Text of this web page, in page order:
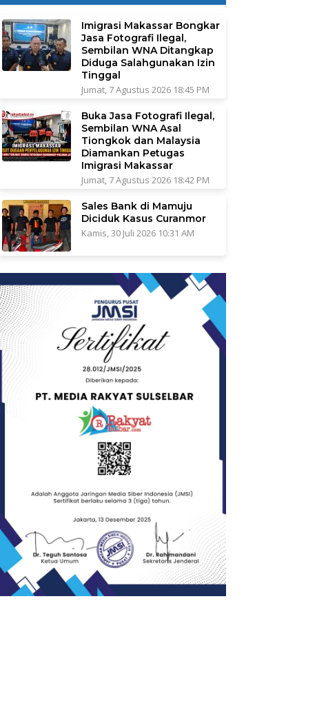
Imigrasi Makassar Bongkar
Jasa Fotografi Ilegal,
Sembilan WNA Ditangkap
Diduga Salahgunakan Izin
Tinggal
Jumat, 7 Agustus 2026 18:45 PM
Buka Jasa Fotografi Ilegal,
Sembilan WNA Asal
Tiongkok dan Malaysia
Diamankan Petugas
Imigrasi Makassar
Jumat, 7 Agustus 2026 18:42 PM
Sales Bank di Mamuju
Diciduk Kasus Curanmor
Kamis, 30 Juli 2026 10:31 AM